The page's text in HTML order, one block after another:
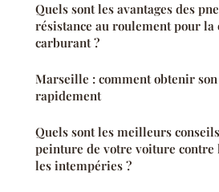
Quels sont les avantages des
résistance au roulement pour la
carburant ?
Marseille : comment obtenir
rapidement
Quels sont les meilleurs
peinture de votre voiture contre
les intempéries ?